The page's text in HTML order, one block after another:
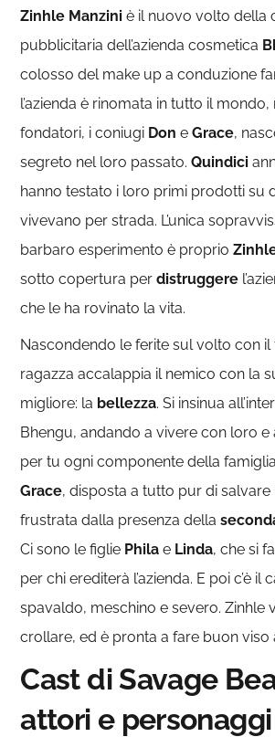
Zinhle Manzini è il nuovo volto della
pubblicitaria dell’azienda cosmetica
colosso del make up a conduzione
l’azienda è rinomata in tutto il mondo,
fondatori, i coniugi Don eGrace,
segreto nel loro passato.Quindici
hanno testato i loro primi prodotti su
vivevano per strada. L’unica
barbaro esperimento è proprio
sotto copertura perdistruggere
che le ha rovinato la vita.
Nascondendo le ferite sul volto con
ragazza accalappia il nemico con la
migliore: la bellezza. Si insinua
Bhengu, andando a vivere con loro e
per tu ogni componente della
Grace, disposta a tutto pur di salvare
frustrata dalla presenza della
Ci sono le figlie Phila e Linda, che si
per chi erediterà l’azienda. E poi c’è il
spavaldo, meschino e severo. Zinhle
crollare, ed è pronta a fare buon viso
Cast di Savage
attori e personaggi